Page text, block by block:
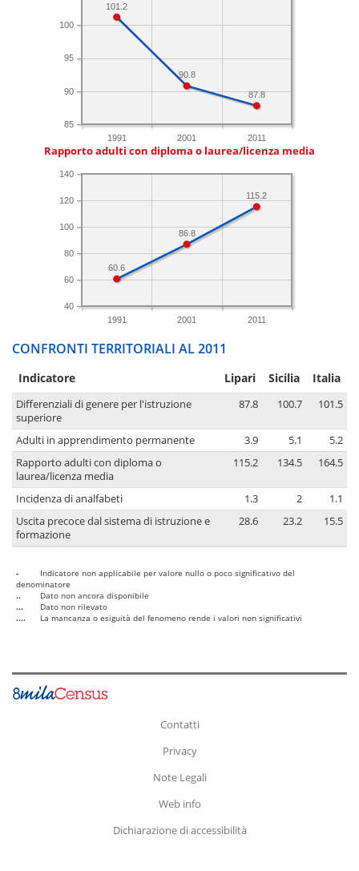
1991 2001 2011
85
90
95
100
87.8
90.8
101.2
Rapporto adulti con diploma o laurea/licenza media
1991 2001 2011
40
60
80
100
120
140
115.2
86.8
60.6
CONFRONTI TERRITORIALI AL 2011
Indicatore Lipari Sicilia Italia
Differenziali di genere per l'istruzione
superiore
87.8 100.7 101.5
Adulti in apprendimento permanente 3.9 5.1
5.2
Rapporto adulti con diploma o
laurea/licenza media
115.2 134.5 164.5
Incidenza di analfabeti 1.3 2
1.1
Uscita precoce dal sistema di istruzione e
formazione
28.6 23.2 15.5
-
Indicatore non applicabile per valore nullo o poco significativo del
denominatore
..
Dato non ancora disponibile
...
Dato non rilevato
....
La mancanza o esiguità del fenomeno rende i valori non significativi
Contatti
Privacy
Note Legali
Web info
Dichiarazione di accessibilità